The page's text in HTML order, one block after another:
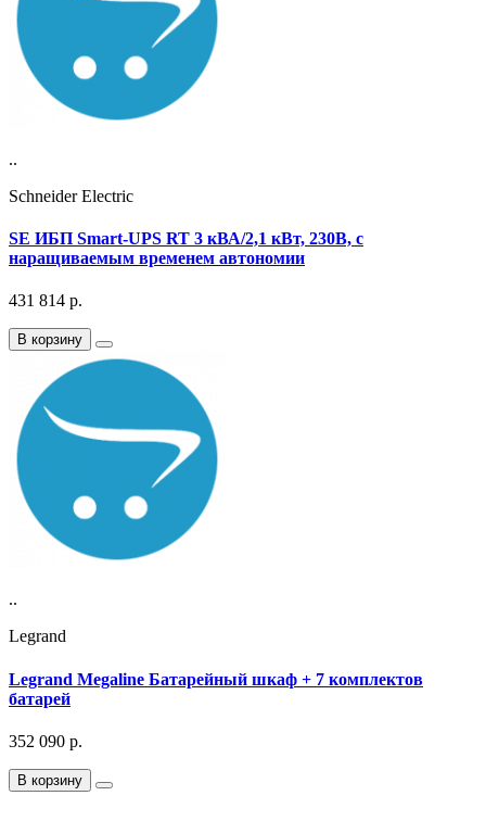
..
Schneider Electric
SE ИБП Smart-UPS RT 3 кВА/2,1 кВт, 230В, с
наращиваемым временем автономии
431 814 р.
В корзину
..
Legrand
Legrand Megaline Батарейный шкаф + 7 комплектов
батарей
352 090 р.
В корзину